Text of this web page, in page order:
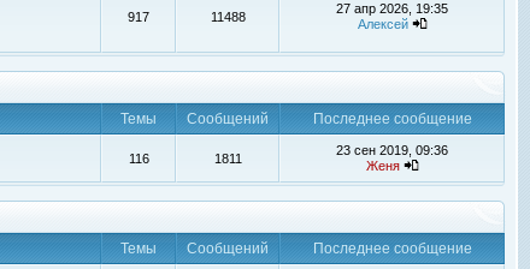
917 11488
27 апр 2026, 19:35
Алексей
Темы Сообщений
Последнее сообщение
116 1811
23 сен 2019, 09:36
Женя
Темы Сообщений
Последнее сообщение